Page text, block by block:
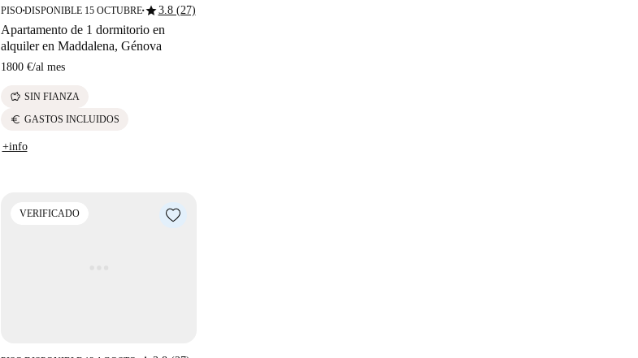
PISO■DISPONIBLE 15 OCTUBRE■star3.8 (27)
Apartamento de 1 dormitorio en
alquiler en Maddalena, Génova
1800 €/al mes
savings SIN FIANZA
euro GASTOS INCLUIDOS
+info
VERIFICADO